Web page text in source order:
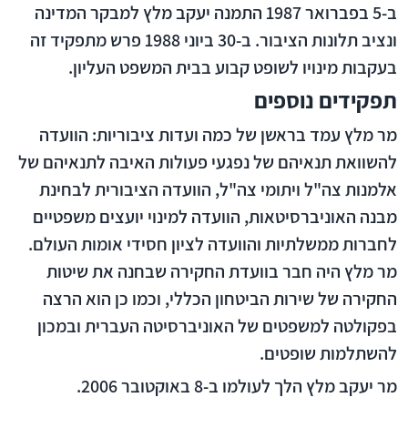
ב-5 בפברואר 1987 התמנה יעקב מלץ למבקר המדינה
ונציב תלונות הציבור. ב-30 ביוני 1988 פרש מתפקיד זה
בעקבות מינויו לשופט קבוע בבית המשפט העליון.
תפקידים נוספים
מר מלץ עמד בראשן של כמה ועדות ציבוריות: הוועדה
להשוואת תנאיהם של נפגעי פעולות האיבה לתנאיהם של
אלמנות צה"ל ויתומי צה"ל, הוועדה הציבורית לבחינת
מבנה האוניברסיטאות, הוועדה למינוי יועצים משפטיים
לחברות ממשלתיות והוועדה לציון חסידי אומות העולם.
מר מלץ היה חבר בוועדת החקירה שבחנה את שיטות
החקירה של שירות הביטחון הכללי, וכמו כן הוא הרצה
בפקולטה למשפטים של האוניברסיטה העברית ובמכון
להשתלמות שופטים.
מר יעקב מלץ הלך לעולמו ב-8 באוקטובר 2006.